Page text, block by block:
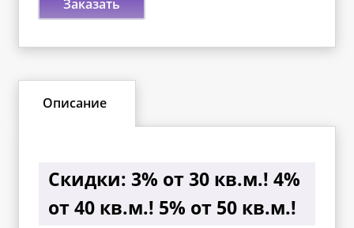
Заказать
Описание
Скидки: 3% от 30 кв.м.! 4%
от 40 кв.м.! 5% от 50 кв.м.!